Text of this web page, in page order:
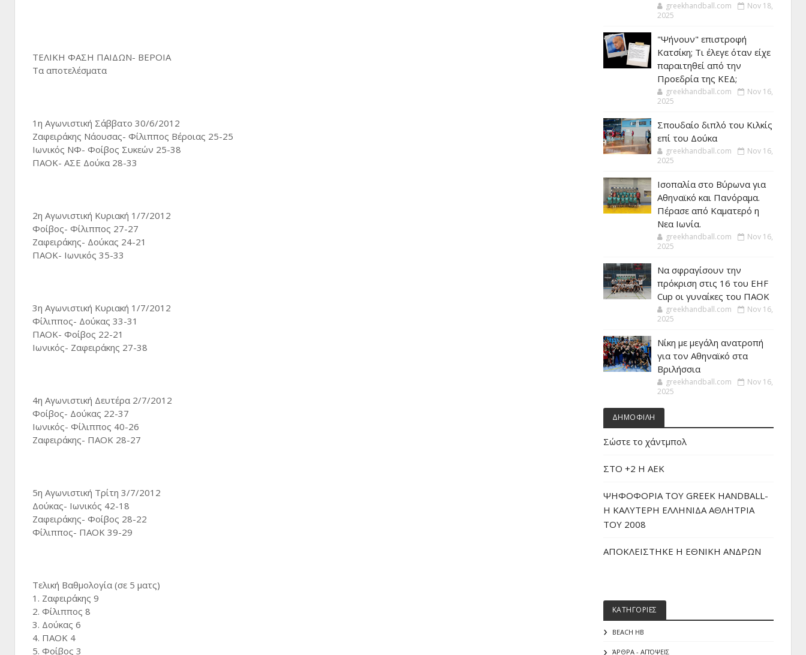
ΤΕΛΙΚΗ ΦΑΣΗ ΠΑΙΔΩΝ- ΒΕΡΟΙΑ
Τα αποτελέσματα
1η Αγωνιστική Σάββατο 30/6/2012
Ζαφειράκης Νάουσας- Φίλιππος Βέροιας 25-25
Ιωνικός ΝΦ- Φοίβος Συκεών 25-38
ΠΑΟΚ- ΑΣΕ Δούκα 28-33
2η Αγωνιστική Κυριακή 1/7/2012
Φοίβος- Φίλιππος 27-27
Ζαφειράκης- Δούκας 24-21
ΠΑΟΚ- Ιωνικός 35-33
3η Αγωνιστική Κυριακή 1/7/2012
Φίλιππος- Δούκας 33-31
ΠΑΟΚ- Φοίβος 22-21
Ιωνικός- Ζαφειράκης 27-38
4η Αγωνιστική Δευτέρα 2/7/2012
Φοίβος- Δούκας 22-37
Ιωνικός- Φίλιππος 40-26
Zαφειράκης- ΠΑΟΚ 28-27
5η Αγωνιστική Τρίτη 3/7/2012
Δούκας- Ιωνικός 42-18
Ζαφειράκης- Φοίβος 28-22
Φίλιππος- ΠΑΟΚ 39-29
Τελική Βαθμολογία (σε 5 ματς)
1. Ζαφειράκης 9
2. Φίλιππος 8
3. Δούκας 6
4. ΠΑΟΚ 4
5. Φοίβος 3
greekhandball.com
Nov 18,
2025
"Ψήνουν" επιστροφή
Κατσίκη; Τι έλεγε όταν είχε
παραιτηθεί από την
Προεδρία της ΚΕΔ;
greekhandball.com
Nov 16,
2025
Σπουδαίο διπλό του Κιλκίς
επί του Δούκα
greekhandball.com
Nov 16,
2025
Ισοπαλία στο Βύρωνα για
Αθηναϊκό και Πανόραμα.
Πέρασε από Καματερό η
Νεα Ιωνία.
greekhandball.com
Nov 16,
2025
Να σφραγίσουν την
πρόκριση στις 16 του EHF
Cup οι γυναίκες του ΠΑΟΚ
greekhandball.com
Nov 16,
2025
Νίκη με μεγάλη ανατροπή
για τον Αθηναϊκό στα
Βριλήσσια
greekhandball.com
Nov 16,
2025
ΔΗΜΟΦΙΛΗ
Σώστε το χάντμπολ
ΣΤΟ +2 Η ΑΕΚ
ΨΗΦΟΦΟΡΙΑ ΤΟΥ GREEK HANDBALL-
H ΚΑΛΥΤΕΡΗ ΕΛΛΗΝΙΔΑ ΑΘΛΗΤΡΙΑ
ΤΟΥ 2008
ΑΠΟΚΛΕΙΣΤΗΚΕ Η ΕΘΝΙΚΗ ΑΝΔΡΩΝ
ΚΑΤΗΓΟΡΙΕΣ
BEACH HB
ΆΡΘΡΑ - ΑΠΌΨΕΙΣ